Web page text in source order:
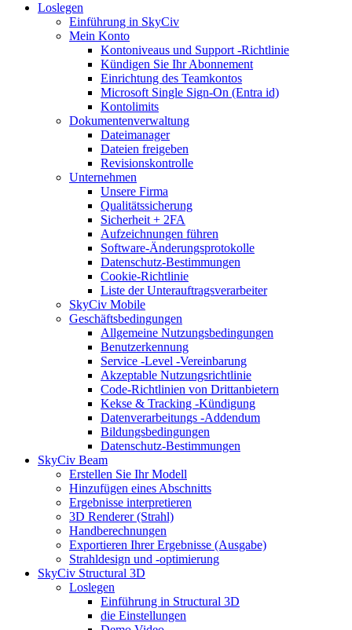
Loslegen
Einführung in SkyCiv
Mein Konto
Kontoniveaus und Support -Richtlinie
Kündigen Sie Ihr Abonnement
Einrichtung des Teamkontos
Microsoft Single Sign-On (Entra id)
Kontolimits
Dokumentenverwaltung
Dateimanager
Dateien freigeben
Revisionskontrolle
Unternehmen
Unsere Firma
Qualitätssicherung
Sicherheit + 2FA
Aufzeichnungen führen
Software-Änderungsprotokolle
Datenschutz-Bestimmungen
Cookie-Richtlinie
Liste der Unterauftragsverarbeiter
SkyCiv Mobile
Geschäftsbedingungen
Allgemeine Nutzungsbedingungen
Benutzerkennung
Service -Level -Vereinbarung
Akzeptable Nutzungsrichtlinie
Code-Richtlinien von Drittanbietern
Kekse & Tracking -Kündigung
Datenverarbeitungs -Addendum
Bildungsbedingungen
Datenschutz-Bestimmungen
SkyCiv Beam
Erstellen Sie Ihr Modell
Hinzufügen eines Abschnitts
Ergebnisse interpretieren
3D Renderer (Strahl)
Handberechnungen
Exportieren Ihrer Ergebnisse (Ausgabe)
Strahldesign und -optimierung
SkyCiv Structural 3D
Loslegen
Einführung in Structural 3D
die Einstellungen